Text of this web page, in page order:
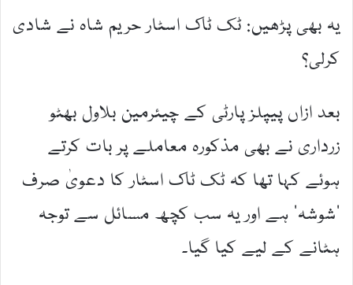
یہ بھی پڑھیں: ٹک ٹاک اسٹار حریم شاہ نے شادی
کرلی؟
بعد ازاں پیپلز پارٹی کے چیئرمین بلاول بھٹو
زرداری نے بھی مذکورہ معاملے پر بات کرتے
ہوئے کہا تھا کہ ٹک ٹاک اسٹار کا دعویٰ صرف
’شوشہ‘ ہے اور یہ سب کچھ مسائل سے توجہ
ہٹانے کے لیے کیا گیا۔